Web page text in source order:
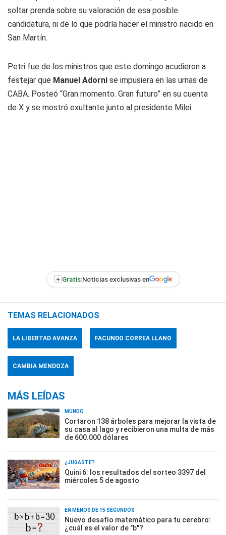
soltar prenda sobre su valoración de esa posible
candidatura, ni de lo que podría hacer el ministro nacido en
San Martín.
Petri fue de los ministros que este domingo acudieron a
festejar que Manuel Adorni se impusiera en las urnas de
CABA. Posteó “Gran momento. Gran futuro” en su cuenta
de X y se mostró exultante junto al presidente Milei.
+ Gratis:Noticias exclusivas en
TEMAS RELACIONADOS
LA LIBERTAD AVANZA FACUNDO CORREA LLANO
CAMBIA MENDOZA
MÁS LEÍDAS
MUNDO
Cortaron 138 árboles para mejorar la vista de
su casa al lago y recibieron una multa de más
de 600.000 dólares
¿JUGASTE?
Quini 6: los resultados del sorteo 3397 del
miércoles 5 de agosto
EN MENOS DE 15 SEGUNDOS
Nuevo desafío matemático para tu cerebro:
¿cuál es el valor de "b"?